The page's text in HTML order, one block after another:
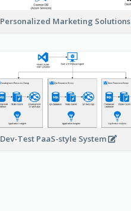
Personalized Marketing Solutions
Dev-Test PaaS-style System